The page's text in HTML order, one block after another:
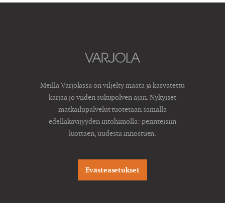
Meillä Varjolassa on viljelty maata ja kasvatettu
karjaa jo viiden sukupolven ajan. Nykyiset
matkailupalvelut tuotetaan samalla
edelläkävijyyden intohimolla: perinteisiin
luottaen, uudesta innostuen.
Evästeasetukset